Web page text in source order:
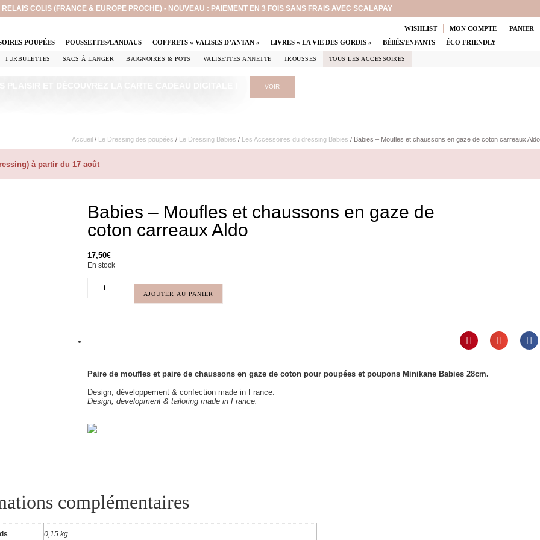
COLIS (FRANCE & EUROPE PROCHE) - NOUVEAU : PAIEMENT EN 3 FOIS SANS FRAIS AVEC SCALAPAY
WISHLIST MON COMPTE
PANIER
POUPÉES POUSSETTES/LANDAUS COFFRETS « VALISES D’ANTAN » LIVRES « LA VIE DES GORDIS » BÉBÉS/ENFANTS ÉCO FRIENDLY
TURBULETTES SACS À LANGER BAIGNOIRES & POTS VALISETTES ANNETTE TROUSSES TOUS LES ACCESSOIRES
VOIR
Accueil / Le Dressing des poupées / Le Dressing Babies / Les Accessoires du dressing Babies / Babies – Moufles et chaussons en gaze de coton carreaux Aldo
à partir du 17 août
Babies – Moufles et chaussons en gaze de
coton carreaux Aldo
17,50€
En stock
AJOUTER AU PANIER
Paire de moufles et paire de chaussons en gaze de coton pour poupées et poupons Minikane Babies 28cm.
Design, développement & confection made in France.
Design, development & tailoring made in France.
complémentaires
0,15 kg